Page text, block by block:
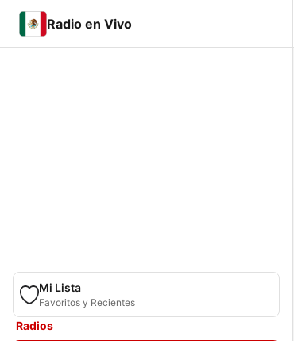
Radio en Vivo
Mi Lista
Favoritos y Recientes
Radios